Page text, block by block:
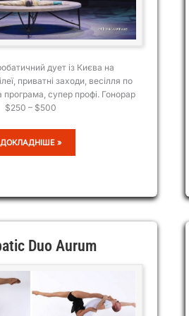
дует із Києва на
приватні заходи, весілля по
програма, супер профі. Гонорар
$250 – $500
DUO
ND
ДОКЛАДНІШЕ »
Duo Aurum